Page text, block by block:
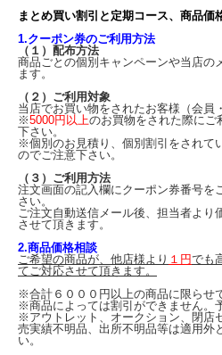
まとめ買い割引と定期コース、商品価
1.クーポン券のご利用方法
（１）配布方法
商品ごとの個別キャンペーンや当店の
ます。
（２）ご利用対象
当店でお買い物をされたお客様（会員
※5000円以上のお買物をされた際にご
下さい。
※個別のお見積り、個別割引をされて
のでご注意下さい。
（３）ご利用方法
注文画面の記入欄にクーポン券番号を
さい。
ご注文自動送信メール後、担当者より
させて頂きます。
2.商品価格相談
ご希望の商品が、他店様より １円でも
てご対応させて頂きます。
※合計６０００円以上の商品に限らせ
※商品によっては割引ができません。
※アウトレット、オークション、閉店
売実績不明品、出所不明品等は適用外
い。